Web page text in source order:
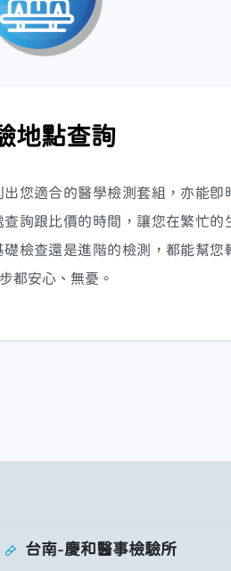
地點查詢
您適合的醫學檢測套組，亦能即
詢跟比價的時間，讓您在繁忙的
檢查還是進階的檢測，都能幫您
都安心、無憂。
台南-慶和醫事檢驗所